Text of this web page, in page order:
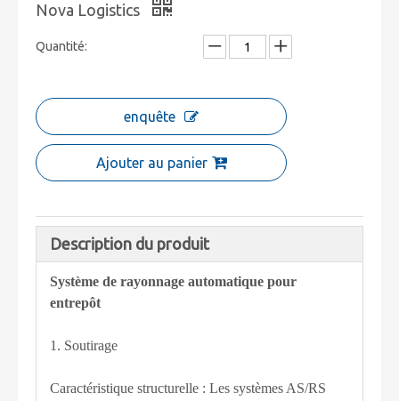
Nova Logistics
Quantité:
enquête
Ajouter au panier
Description du produit
Système de rayonnage automatique pour
entrepôt
1. Soutirage
Caractéristique structurelle : Les systèmes AS/RS